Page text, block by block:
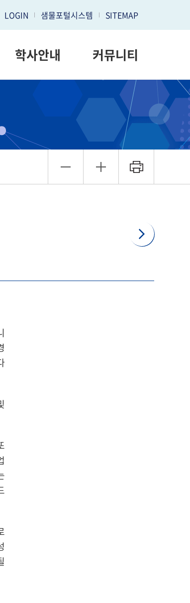
LOGIN 샘물포털시스템 SITEMAP
학사안내 커뮤니티